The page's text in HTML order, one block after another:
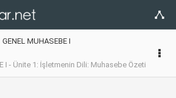
GENEL MUHASEBE I
I - Ünite 1: İşletmenin Dili: Muhasebe Özeti